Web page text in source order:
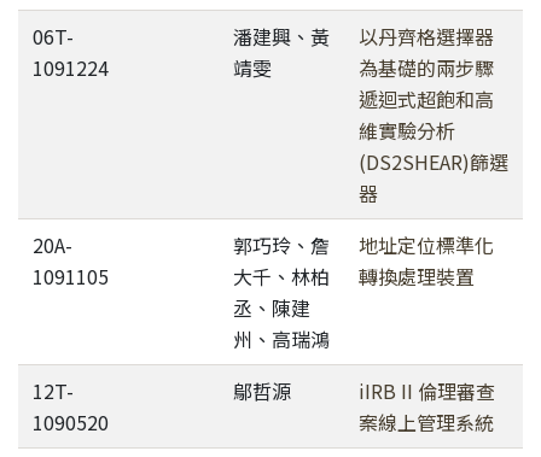
06T-
1091224
潘建興、黃
靖雯
以丹齊格選擇器
為基礎的兩步驟
遞迴式超飽和高
維實驗分析
(DS2SHEAR)篩選
器
20A-
1091105
郭巧玲、詹
大千、林柏
丞、陳建
州、高瑞鴻
地址定位標準化
轉換處理裝置
12T-
1090520
鄔哲源
iIRB II 倫理審查
案線上管理系統